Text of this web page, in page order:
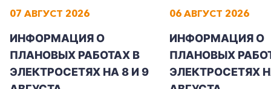
07 АВГУСТ 2026
ИНФОРМАЦИЯ О
ПЛАНОВЫХ РАБОТАХ В
ЭЛЕКТРОСЕТЯХ НА 8 И 9
06 АВГУСТ 2026
ИНФОРМАЦИЯ О
ПЛАНОВЫХ
ЭЛЕКТРОСЕТЯХ